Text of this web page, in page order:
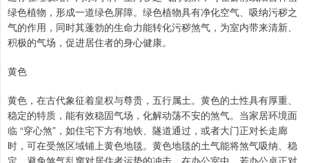
绿色植物，形成一道绿色屏障。绿色植物具有净化空气、吸纳污秽之
气的作用，同时其蓬勃的生命力能转化污秽煞气，为室内带来清新、
积极的气场，促进居住者的身心健康。
黄色
黄色，在古代象征着皇权与尊贵，五行属土。黄色的土性具有厚重、
稳定的特质，能有效稳固气场，化解动荡不安的煞气。当家居环境面
临 “穿心煞”，如住宅下方有地铁、隧道通过，或者大门正对长走廊
时，可在受煞区域铺上黄色地毯。黄色地毯的土气能将煞气吸纳、稳
定，避免煞气乱窜对居住者运势的冲击。在办公室中，若办公桌正对